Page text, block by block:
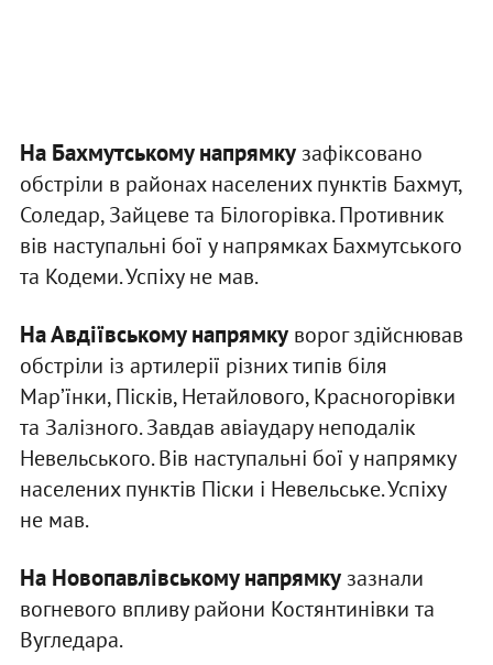
На Бахмутському напрямкузафіксовано
обстріли в районах населених пунктів Бахмут,
Соледар, Зайцеве та Білогорівка. Противник
вів наступальні бої у напрямках Бахмутського
та Кодеми. Успіху не мав.
На Авдіївському напрямкуворог здійснював
обстріли із артилерії різних типів біля
Марʼїнки, Пісків, Нетайлового, Красногорівки
та Залізного. Завдав авіаудару неподалік
Невельського. Вів наступальні бої у напрямку
населених пунктів Піски і Невельське. Успіху
не мав.
На Новопавлівському напрямкузазнали
вогневого впливу райони Костянтинівки та
Вугледара.